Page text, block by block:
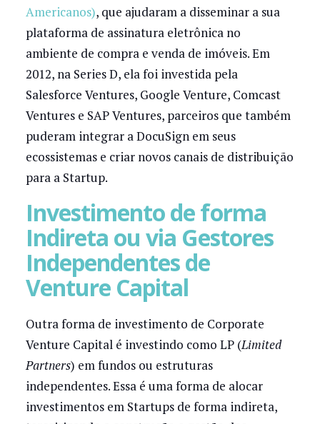
Americanos), que ajudaram a disseminar a sua
plataforma de assinatura eletrônica no
ambiente de compra e venda de imóveis. Em
2012, na Series D, ela foi investida pela
Salesforce Ventures, Google Venture, Comcast
Ventures e SAP Ventures, parceiros que também
puderam integrar a DocuSign em seus
ecossistemas e criar novos canais de distribuição
para a Startup.
Investimento de forma
Indireta ou via Gestores
Independentes de
Venture Capital
Outra forma de investimento de Corporate
Venture Capital é investindo como LP (Limited
Partners) em fundos ou estruturas
independentes. Essa é uma forma de alocar
investimentos em Startups de forma indireta,